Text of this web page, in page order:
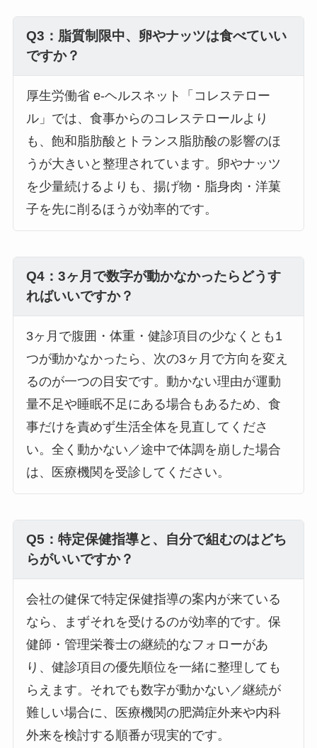
Q3：脂質制限中、卵やナッツは食べていい
ですか？
厚生労働省 e-ヘルスネット「コレステロー
ル」では、食事からのコレステロールより
も、飽和脂肪酸とトランス脂肪酸の影響のほ
うが大きいと整理されています。卵やナッツ
を少量続けるよりも、揚げ物・脂身肉・洋菓
子を先に削るほうが効率的です。
Q4：3ヶ月で数字が動かなかったらどうす
ればいいですか？
3ヶ月で腹囲・体重・健診項目の少なくとも1
つが動かなかったら、次の3ヶ月で方向を変え
るのが一つの目安です。動かない理由が運動
量不足や睡眠不足にある場合もあるため、食
事だけを責めず生活全体を見直してくださ
い。全く動かない／途中で体調を崩した場合
は、医療機関を受診してください。
Q5：特定保健指導と、自分で組むのはどち
らがいいですか？
会社の健保で特定保健指導の案内が来ている
なら、まずそれを受けるのが効率的です。保
健師・管理栄養士の継続的なフォローがあ
り、健診項目の優先順位を一緒に整理しても
らえます。それでも数字が動かない／継続が
難しい場合に、医療機関の肥満症外来や内科
外来を検討する順番が現実的です。